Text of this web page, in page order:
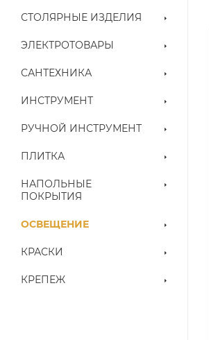
СТОЛЯРНЫЕ ИЗДЕЛИЯ
ЭЛЕКТРОТОВАРЫ
САНТЕХНИКА
ИНСТРУМЕНТ
РУЧНОЙ ИНСТРУМЕНТ
ПЛИТКА
НАПОЛЬНЫЕ
ПОКРЫТИЯ
ОСВЕЩЕНИЕ
КРАСКИ
КРЕПЕЖ